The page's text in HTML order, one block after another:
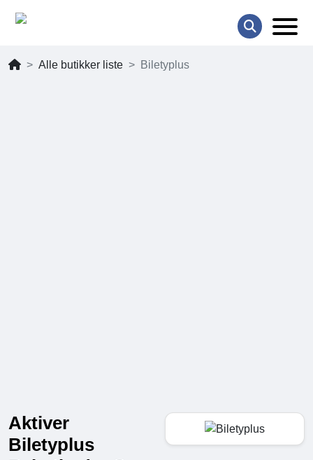
Alle butikker liste Biletyplus
Aktiver
Biletyplus